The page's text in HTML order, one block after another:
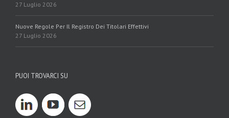
27 Luglio 2026
Nuove Regole Per Il Registro Dei Titolari Effettivi
27 Luglio 2026
PUOI TROVARCI SU